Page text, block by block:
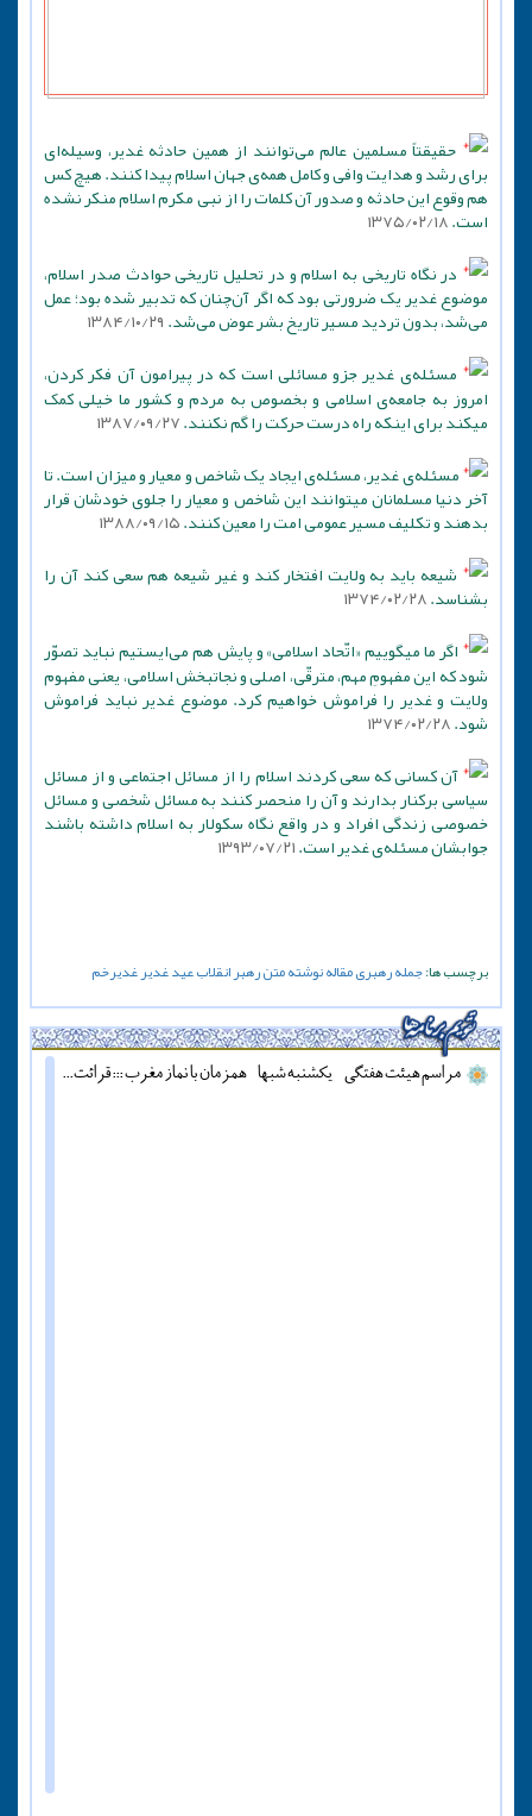
حقیقتاً مسلمین عالم می‌توانند از همین حادثه غدیر، وسیله‌ای
برای رشد و هدایت وافی و کامل همه‌ی جهان اسلام پیدا کنند. هیچ کس
هم وقوع این حادثه و صدور آن کلمات را از نبی مکرم اسلام منکر نشده
است.۱۳۷۵/۰۲/۱۸
در نگاه تاریخی به اسلام و در تحلیل تاریخی حوادث صدر اسلام،
موضوع غدیر یک ضرورتی بود که اگر آن‌چنان که تدبیر شده بود؛ عمل
می‌شد، بدون تردید مسیر تاریخ بشر عوض می‌شد.۱۳۸۴/۱۰/۲۹
مسئله‌ی غدیر جزو مسائلی است که در پیرامون آن فکر کردن،
امروز به جامعه‌ی اسلامی و بخصوص به مردم و کشور ما خیلی کمک
میکند برای اینکه راه درست حرکت را گم نکنند.۱۳۸۷/۰۹/۲۷
مسئله‌ی غدیر، مسئله‌ی ایجاد یک شاخص و معیار و میزان است. تا
آخر دنیا مسلمانان میتوانند این شاخص و معیار را جلوی خودشان قرار
بدهند و تکلیف مسیر عمومی امت را معین کنند.۱۳۸۸/۰۹/۱۵
شیعه باید به ولایت افتخار کند و غیر شیعه هم سعی کند آن را
بشناسد.۱۳۷۴/۰۲/۲۸
اگر ما میگوییم «اتّحاد اسلامی» و پایش هم می‌ایستیم نباید تصوّر
شود که این مفهومِ مهم، مترقّی، اصلی و نجاتبخش اسلامی، یعنی مفهوم
ولایت و غدیر را فراموش خواهیم کرد. موضوع غدیر نباید فراموش
شود.۱۳۷۴/۰۲/۲۸
آن کسانى که سعى کردند اسلام را از مسائل اجتماعى و از مسائل
سیاسى برکنار بدارند و آن را منحصر کنند به مسائل شخصى و مسائل
خصوصى زندگى افراد و در واقع نگاه سکولار به اسلام داشته باشند
جوابشان مسئله‌ى غدیر است.۱۳۹۳/۰۷/۲۱
برچسب ها:جملهرهبریمقالهنوشتهمتنرهبر انقلابعیدغدیرغدیرخم
مراسم هیئت هفتگی - یکشنبه شبها - همزمان با نماز مغرب ::: قرائت دعای آل یاسین - پنج شنبه ها قبل از اذان مغرب ::: همه روزه نماز جماعت مغرب و عشاء برگزار میشود